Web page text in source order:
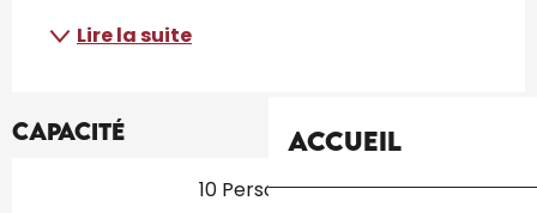
Accueil
Lire la suite
Capacité
10 Personne(s)